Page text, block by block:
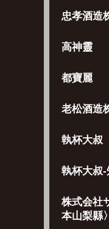
忠孝酒造
高神靈
都寶麗
老松酒造
執杯大叔
執杯大叔-
株式会社
本山梨縣〉